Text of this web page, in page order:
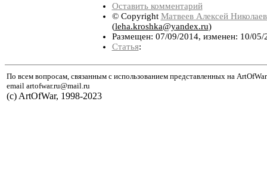
Оставить комментарий
© Copyright Матвеев Алексей
(leha.kroshka@yandex.ru)
Размещен: 07/09/2014, изменен: 10/
Статья:
По всем вопросам, связанным с использованием представленных на
email artofwar.ru@mail.ru
(с) ArtOfWar, 1998-2023